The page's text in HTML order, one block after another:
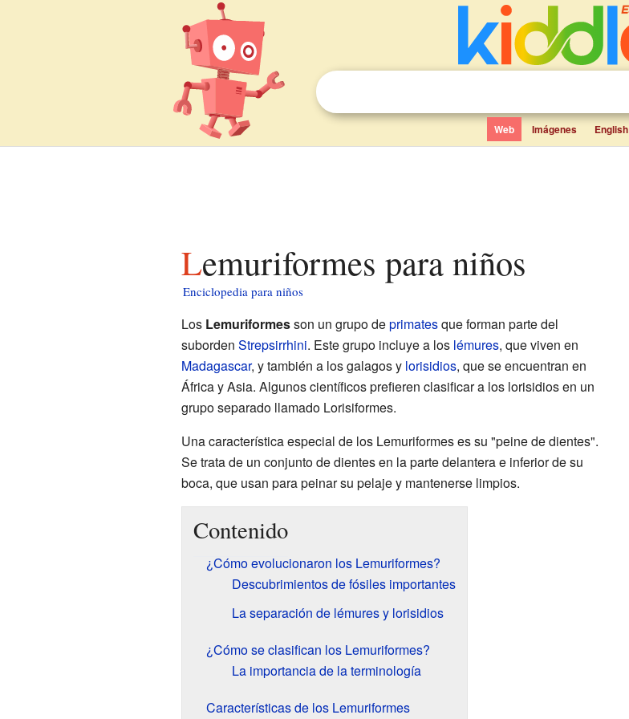
Web Imágenes English
Lemuriformes para niños
Enciclopedia para niños
Los Lemuriformesson un grupo deprimatesque forman parte del
suborden Strepsirrhini. Este grupo incluye a los lémures, que viven en
Madagascar, y también a los galagos y lorisidios, que se encuentran en
África y Asia. Algunos científicos prefieren clasificar a los lorisidios en un
grupo separado llamado Lorisiformes.
Una característica especial de los Lemuriformes es su "peine de dientes".
Se trata de un conjunto de dientes en la parte delantera e inferior de su
boca, que usan para peinar su pelaje y mantenerse limpios.
Contenido
¿Cómo evolucionaron los Lemuriformes?
Descubrimientos de fósiles importantes
La separación de lémures y lorisidios
¿Cómo se clasifican los Lemuriformes?
La importancia de la terminología
Características de los Lemuriformes